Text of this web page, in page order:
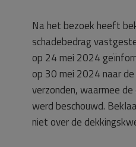
Na het bezoek heeft
schadebedrag
op 24 mei 2024
op 30 mei 2024 naar
verzonden, waarmee
werd beschouwd.
niet over de